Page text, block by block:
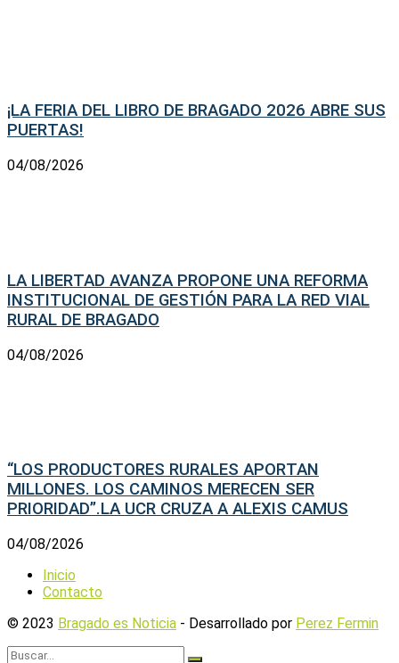
¡LA FERIA DEL LIBRO DE BRAGADO 2026 ABRE SUS
PUERTAS!
04/08/2026
LA LIBERTAD AVANZA PROPONE UNA REFORMA
INSTITUCIONAL DE GESTIÓN PARA LA RED VIAL
RURAL DE BRAGADO
04/08/2026
“LOS PRODUCTORES RURALES APORTAN
MILLONES. LOS CAMINOS MERECEN SER
PRIORIDAD”.LA UCR CRUZA A ALEXIS CAMUS
04/08/2026
Inicio
Contacto
© 2023 Bragado es Noticia - Desarrollado por Perez Fermin